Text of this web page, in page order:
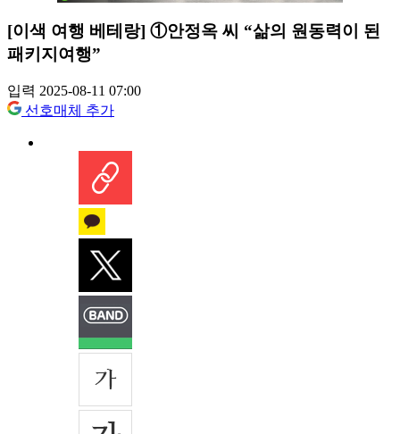
[이색 여행 베테랑] ①안정옥 씨 “삶의 원동력이 된
패키지여행”
입력 2025-08-11 07:00
선호매체 추가